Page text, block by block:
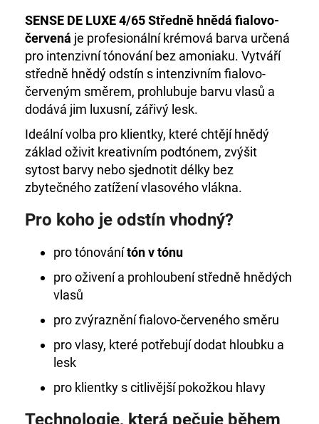
SENSE DE LUXE 4/65 Středně hnědá fialovo-
červená je profesionální krémová barva určená
pro intenzivní tónování bez amoniaku. Vytváří
středně hnědý odstín s intenzivním fialovo-
červeným směrem, prohlubuje barvu vlasů a
dodává jim luxusní, zářivý lesk.
Ideální volba pro klientky, které chtějí hnědý
základ oživit kreativním podtónem, zvýšit
sytost barvy nebo sjednotit délky bez
zbytečného zatížení vlasového vlákna.
Pro koho je odstín vhodný?
pro tónovánítón v tónu
pro oživení a prohloubení středně hnědých
vlasů
pro zvýraznění fialovo-červeného směru
pro vlasy, které potřebují dodat hloubku a
lesk
pro klientky s citlivější pokožkou hlavy
Technologie, která pečuje během
m
+DE
BARVA
3/0
TMAVOHNĚDÁ
60ML
999